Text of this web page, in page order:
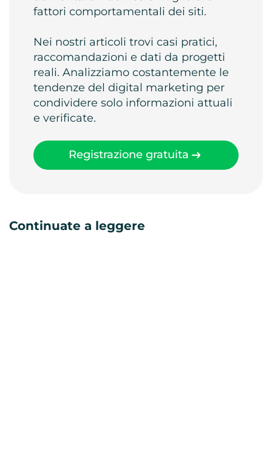
fattori comportamentali dei siti.
Nei nostri articoli trovi casi pratici,
raccomandazioni e dati da progetti
reali. Analizziamo costantemente le
tendenze del digital marketing per
condividere solo informazioni attuali
e verificate.
Registrazione gratuita
Continuate a leggere